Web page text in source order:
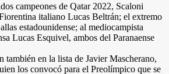
campeones de Qatar 2022, Scaloni
italiano Lucas Beltrán; el extremo
estadounidense; al mediocampista
Lucas Esquivel, ambos del Paranaense
también en la lista de Javier Mascherano,
los convocó para el Preolímpico que se